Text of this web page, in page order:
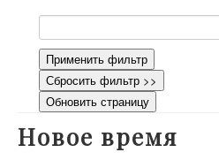
Применить фильтр
Сбросить фильтр >>
Обновить страницу
Новое время